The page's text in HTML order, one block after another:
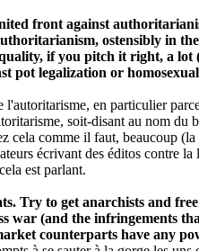
front against
ostensibly in
if you pitch it right, a
pot legalization or
en particulier
soit-disant au nom
comme il faut, beaucoup
écrivant des éditos contre
est parlant.
Try to get anarchists and
war (and the infringements
counterparts have any